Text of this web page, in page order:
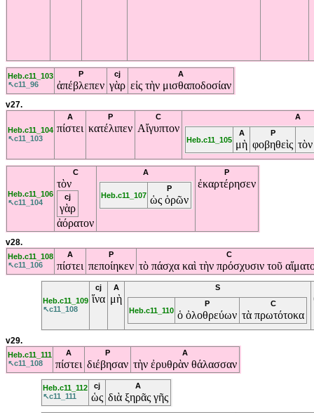
Heb.c11_103
↖c11_96
P
ἀπέβλεπεν
cj
γὰρ
A
εἰς τὴν μισθαποδοσίαν
v27.
Heb.c11_104
↖c11_103
A
πίστει
P
κατέλιπεν
C
Αἴγυπτον
A
Heb.c11_105
A
μὴ
P
φοβηθεὶς
Heb.c11_106
↖c11_104
C
τὸν
cj
γὰρ
ἀόρατον
A
Heb.c11_107
P
ὡς ὁρῶν
P
ἐκαρτέρησεν
v28.
Heb.c11_108
↖c11_106
A
πίστει
P
πεποίηκεν
C
τὸ πάσχα καὶ τὴν πρόσχυσιν τοῦ
Heb.c11_109
↖c11_108
cj
ἵνα
A
μὴ
S
Heb.c11_110
P
ὁ ὀλοθρεύων
C
τὰ πρωτότοκα
v29.
Heb.c11_111
↖c11_108
A
πίστει
P
διέβησαν
A
τὴν ἐρυθρὰν θάλασσαν
Heb.c11_112
↖c11_111
cj
ὡς
A
διὰ ξηρᾶς γῆς